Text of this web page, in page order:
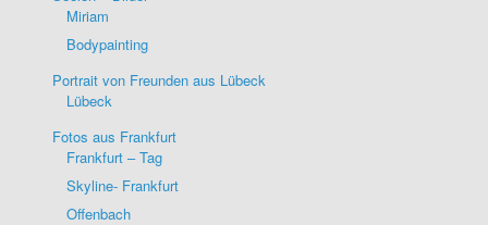
Miriam
Bodypainting
Portrait von Freunden aus Lübeck
Lübeck
Fotos aus Frankfurt
Frankfurt – Tag
Skyline- Frankfurt
Offenbach